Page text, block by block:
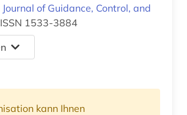
Journal of Guidance, Control, and
1533-3884
kann Ihnen